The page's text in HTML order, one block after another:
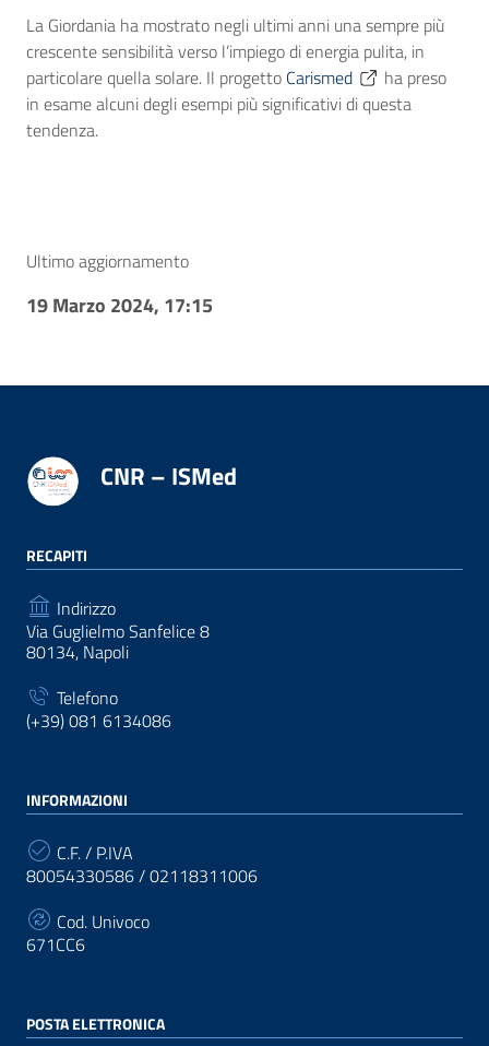
La Giordania ha mostrato negli ultimi anni una sempre più
crescente sensibilità verso l’impiego di energia pulita, in
particolare quella solare. Il progetto Carismed
ha preso
in esame alcuni degli esempi più significativi di questa
tendenza.
Ultimo aggiornamento
19 Marzo 2024, 17:15
CNR – ISMed
RECAPITI
Indirizzo
Via Guglielmo Sanfelice 8
80134, Napoli
Telefono
(+39) 081 6134086
INFORMAZIONI
C.F. / P.IVA
80054330586 / 02118311006
Cod. Univoco
671CC6
POSTA ELETTRONICA